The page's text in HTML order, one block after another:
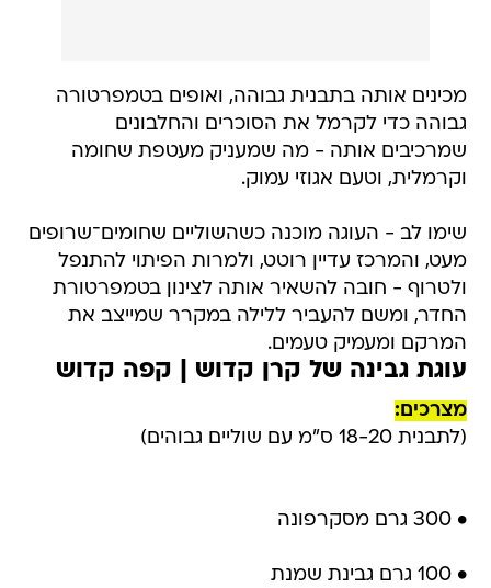
מכינים אותה בתבנית גבוהה, ואופים בטמפרטורה
גבוהה כדי לקרמל את הסוכרים והחלבונים
שמרכיבים אותה - מה שמעניק מעטפת שחומה
וקרמלית, וטעם אגוזי עמוק.
שימו לב - העוגה מוכנה כשהשוליים שחומים־שרופים
מעט, והמרכז עדיין רוטט, ולמרות הפיתוי להתנפל
ולטרוף - חובה להשאיר אותה לצינון בטמפרטורת
החדר, ומשם להעביר ללילה במקרר שמייצב את
המרקם ומעמיק טעמים.
עוגת גבינה של קרן קדוש | קפה קדוש
מצרכים:
(לתבנית 18-20 ס"מ עם שוליים גבוהים)
• 300 גרם מסקרפונה
• 100 גרם גבינת שמנת